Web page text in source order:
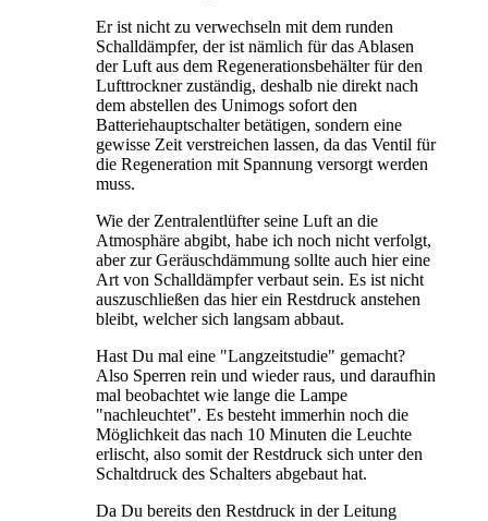
Er ist nicht zu verwechseln mit dem runden
Schalldämpfer, der ist nämlich für das Ablasen
der Luft aus dem Regenerationsbehälter für den
Lufttrockner zuständig, deshalb nie direkt nach
dem abstellen des Unimogs sofort den
Batteriehauptschalter betätigen, sondern eine
gewisse Zeit verstreichen lassen, da das Ventil für
die Regeneration mit Spannung versorgt werden
muss.
Wie der Zentralentlüfter seine Luft an die
Atmosphäre abgibt, habe ich noch nicht verfolgt,
aber zur Geräuschdämmung sollte auch hier eine
Art von Schalldämpfer verbaut sein. Es ist nicht
auszuschließen das hier ein Restdruck anstehen
bleibt, welcher sich langsam abbaut.
Hast Du mal eine "Langzeitstudie" gemacht?
Also Sperren rein und wieder raus, und daraufhin
mal beobachtet wie lange die Lampe
"nachleuchtet". Es besteht immerhin noch die
Möglichkeit das nach 10 Minuten die Leuchte
erlischt, also somit der Restdruck sich unter den
Schaltdruck des Schalters abgebaut hat.
Da Du bereits den Restdruck in der Leitung